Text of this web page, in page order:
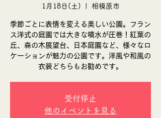
1月18日(土) 相模原市
季節ごとに表情を変える美しい公園。フラン
ス洋式の庭園では大きな噴水が圧巻！紅葉の
丘、森の木展望台、日本庭園など、様々なロ
ケーションが魅力の公園です。​洋風や和風の
衣装どちらもお勧めです。
受付停止
他のイベントを見る